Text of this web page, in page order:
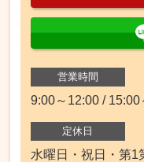
営業時間
9:00～12:00 / 15:00
定休日
水曜日・祝日・第1